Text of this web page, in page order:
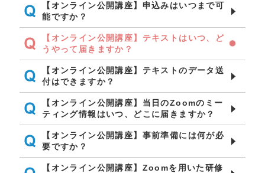
【オンライン公開講座】申込みはいつまで可
能ですか？
【オンライン公開講座】テキストはいつ、ど
うやって届きますか？
【オンライン公開講座】テキストのデータ送
付はできますか？
【オンライン公開講座】当日のZoomのミー
ティング情報はいつ、どこに届きますか？
【オンライン公開講座】事前準備には何が必
要ですか？
【オンライン公開講座】Zoomを用いた研修